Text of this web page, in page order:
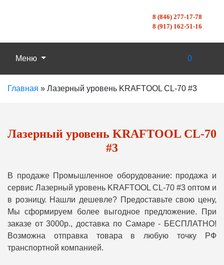
8 (846) 277-17-78
8 (917) 162-51-16
Меню 0
Главная » Лазерный уровень KRAFTOOL CL-70 #3
Лазерный уровень KRAFTOOL CL-70
#3
В продаже Промышленное оборудование: продажа и
сервис Лазерный уровень KRAFTOOL CL-70 #3 оптом и
в розницу. Нашли дешевле? Предоставьте свою цену,
Мы сформируем более выгодное предложение. При
заказе от 3000р., доставка по Самаре - БЕСПЛАТНО!
Возможна отправка товара в любую точку РФ
транспортной компанией.